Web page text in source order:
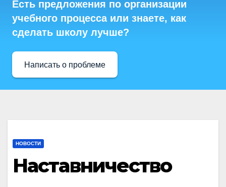
Есть предложения по организации
учебного процесса или знаете, как
сделать школу лучше?
Написать о проблеме
НОВОСТИ
Наставничество